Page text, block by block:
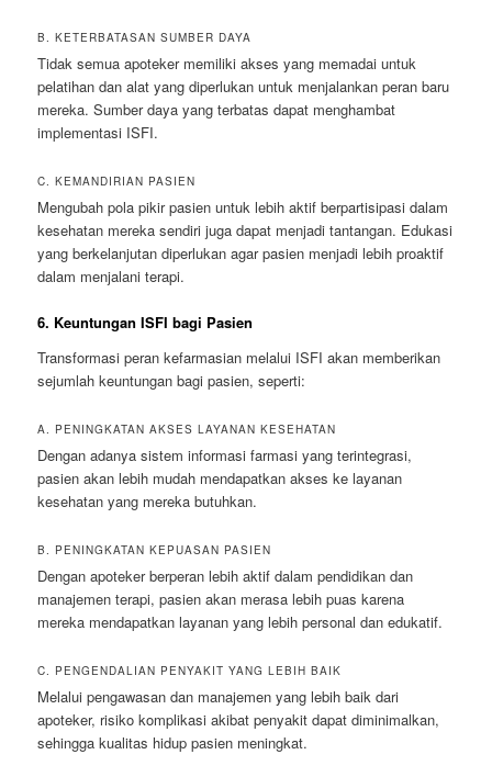
B. KETERBATASAN SUMBER DAYA
Tidak semua apoteker memiliki akses yang memadai untuk
pelatihan dan alat yang diperlukan untuk menjalankan peran baru
mereka. Sumber daya yang terbatas dapat menghambat
implementasi ISFI.
C. KEMANDIRIAN PASIEN
Mengubah pola pikir pasien untuk lebih aktif berpartisipasi dalam
kesehatan mereka sendiri juga dapat menjadi tantangan. Edukasi
yang berkelanjutan diperlukan agar pasien menjadi lebih proaktif
dalam menjalani terapi.
6. Keuntungan ISFI bagi Pasien
Transformasi peran kefarmasian melalui ISFI akan memberikan
sejumlah keuntungan bagi pasien, seperti:
A. PENINGKATAN AKSES LAYANAN KESEHATAN
Dengan adanya sistem informasi farmasi yang terintegrasi,
pasien akan lebih mudah mendapatkan akses ke layanan
kesehatan yang mereka butuhkan.
B. PENINGKATAN KEPUASAN PASIEN
Dengan apoteker berperan lebih aktif dalam pendidikan dan
manajemen terapi, pasien akan merasa lebih puas karena
mereka mendapatkan layanan yang lebih personal dan edukatif.
C. PENGENDALIAN PENYAKIT YANG LEBIH BAIK
Melalui pengawasan dan manajemen yang lebih baik dari
apoteker, risiko komplikasi akibat penyakit dapat diminimalkan,
sehingga kualitas hidup pasien meningkat.